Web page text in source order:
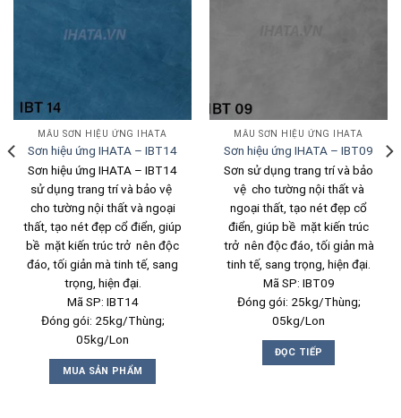
MẪU SƠN HIỆU ỨNG IHATA
Sơn hiệu ứng IHATA – IBT14
Sơn hiệu ứng IHATA – IBT14
sử dụng trang trí và bảo vệ
cho tường nội thất và ngoại
thất, tạo nét đẹp cổ điển, giúp
bề mặt kiến trúc trở nên độc
đáo, tối giản mà tinh tế, sang
trọng, hiện đại.
Mã SP: IBT14
Đóng gói: 25kg/Thùng;
05kg/Lon
MUA SẢN PHẨM
MẪU SƠN HIỆU ỨNG IHATA
Sơn hiệu ứng IHATA – IBT09
Sơn sử dụng trang trí và bảo
vệ cho tường nội thất và
ngoại thất, tạo nét đẹp cổ
điển, giúp bề mặt kiến trúc
trở nên độc đáo, tối giản mà
tinh tế, sang trọng, hiện đại.
Mã SP: IBT09
Đóng gói: 25kg/Thùng;
05kg/Lon
ĐỌC TIẾP